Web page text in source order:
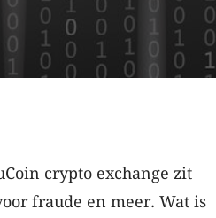
crypto exchange zit
fraude en meer. Wat is